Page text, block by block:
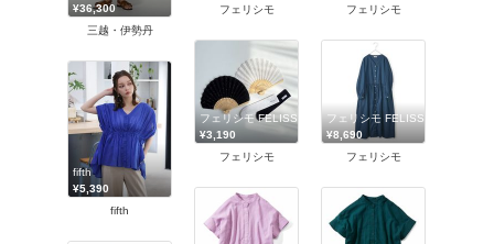
¥36,300
三越・伊勢丹
フェリシモ
フェリシモ
フェリシモ FELISSIMO
¥3,190
フェリシモ
フェリシモ FELISSIMO
¥8,690
フェリシモ
fifth
¥5,390
fifth